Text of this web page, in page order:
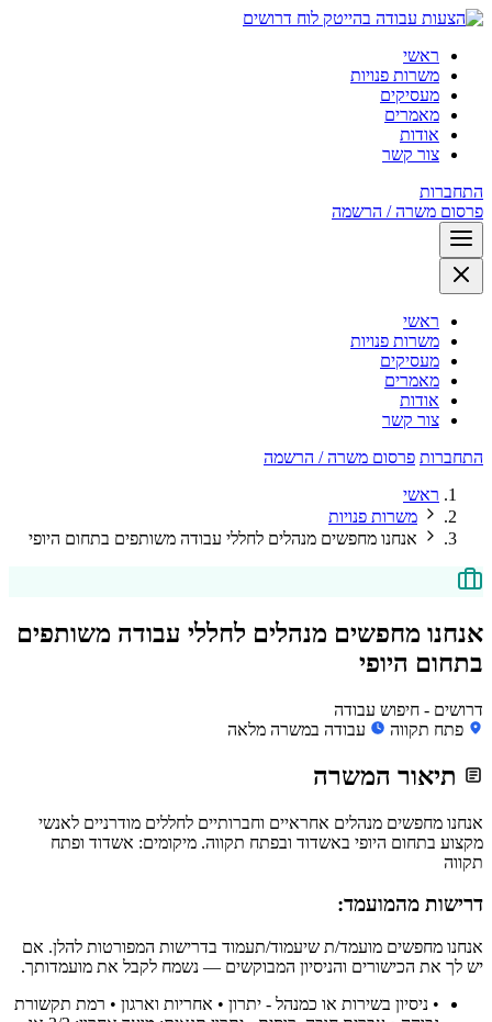
לוח דרושים
ראשי
משרות פנויות
מעסיקים
מאמרים
אודות
צור קשר
התחברות
פרסום משרה / הרשמה
ראשי
משרות פנויות
מעסיקים
מאמרים
אודות
צור קשר
התחברות פרסום משרה / הרשמה
ראשי
משרות פנויות
אנחנו מחפשים מנהלים לחללי עבודה משותפים בתחום היופי
אנחנו מחפשים מנהלים לחללי עבודה משותפים
בתחום היופי
דרושים - חיפוש עבודה
פתח תקווה
עבודה במשרה מלאה
תיאור המשרה
אנחנו מחפשים מנהלים אחראיים וחברותיים לחללים מודרניים לאנשי
מקצוע בתחום היופי באשדוד ובפתח תקווה. מיקומים: אשדוד ופתח
תקווה
דרישות מהמועמד:
אנחנו מחפשים מועמד/ת שיעמוד/תעמוד בדרישות המפורטות להלן. אם
יש לך את הכישורים והניסיון המבוקשים — נשמח לקבל את מועמדותך.
• ניסיון בשירות או כמנהל - יתרון • אחריות וארגון • רמת תקשורת